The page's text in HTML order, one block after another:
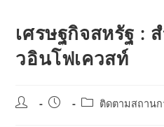
เศรษฐกิจสหรัฐ :
วอินโฟเควสท์
Post
Post
Postติดตามสถาน